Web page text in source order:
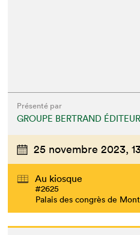
Présenté par
GROUPE BERTRAND ÉDITEUR
25 novembre 2023,
Au kiosque
#2625
Palais des congrès de